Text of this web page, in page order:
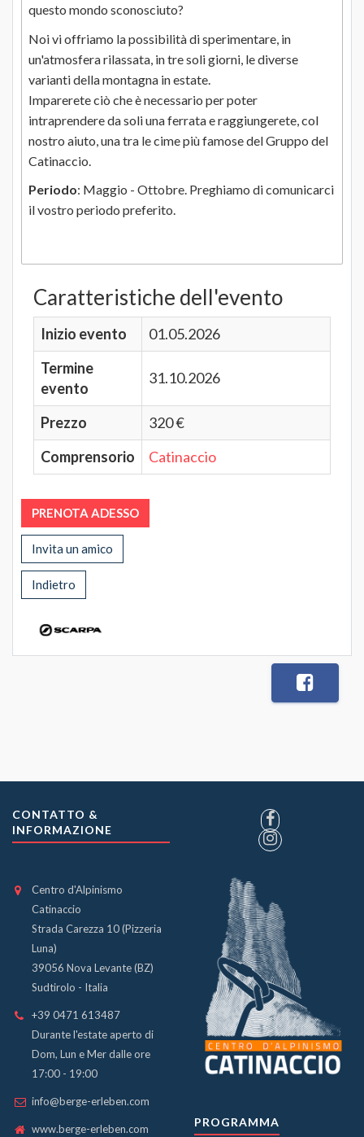
questo mondo sconosciuto?
Noi vi offriamo la possibilità di sperimentare, in
un'atmosfera rilassata, in tre soli giorni, le diverse
varianti della montagna in estate.
Imparerete ciò che è necessario per poter
intraprendere da soli una ferrata e raggiungerete, col
nostro aiuto, una tra le cime più famose del Gruppo del
Catinaccio.
Periodo: Maggio - Ottobre. Preghiamo di comunicarci
il vostro periodo preferito.
Caratteristiche dell'evento
Inizio evento
01.05.2026
Termine
evento
31.10.2026
Prezzo
320 €
Comprensorio
Catinaccio
PRENOTA ADESSO
Invita un amico
Indietro
CONTATTO &
INFORMAZIONE
Centro d'Alpinismo
Catinaccio
Strada Carezza 10 (Pizzeria
Luna)
39056 Nova Levante (BZ)
Sudtirolo - Italia
+39 0471 613487
Durante l'estate aperto di
Dom, Lun e Mer dalle ore
17:00 - 19:00
info@berge-erleben.com
www.berge-erleben.com
PROGRAMMA